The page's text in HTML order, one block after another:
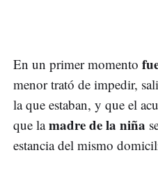
En un primer momento
menor trató de impedir,
la que estaban, y que el
que lamadre de la niña
estancia del mismo